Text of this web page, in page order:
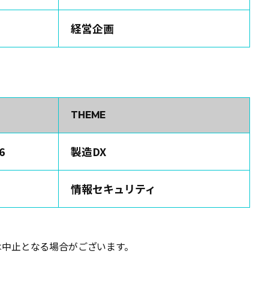
経営企画
THEME
製造DX
情報セキュリティ
止となる場合がございます。